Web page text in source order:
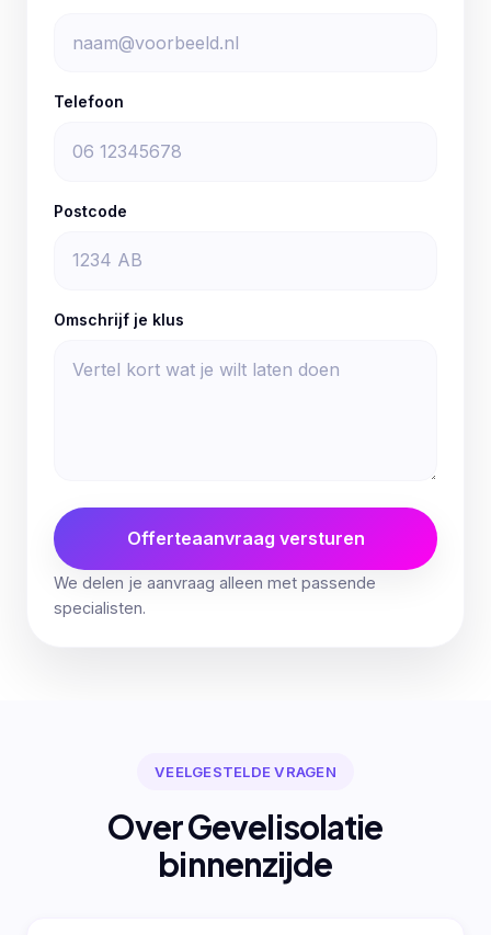
Telefoon
Postcode
Omschrijf je klus
Offerteaanvraag versturen
We delen je aanvraag alleen met passende
specialisten.
VEELGESTELDE VRAGEN
Over Gevelisolatie
binnenzijde